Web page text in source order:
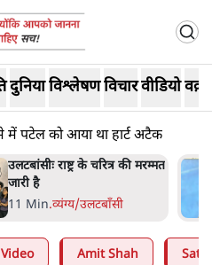
दुनियाविश्लेषणविचारवीडियो
में पटेल को आया था हार्ट अटैक
भागवत बोले- 'जेन ज़ी पर आँख
मूंदकर भरोसा, आंदोलन देश-
विरोधी नहीं'; अतुल लिमये बोले थे-
6 Min.देश
Amit Shah